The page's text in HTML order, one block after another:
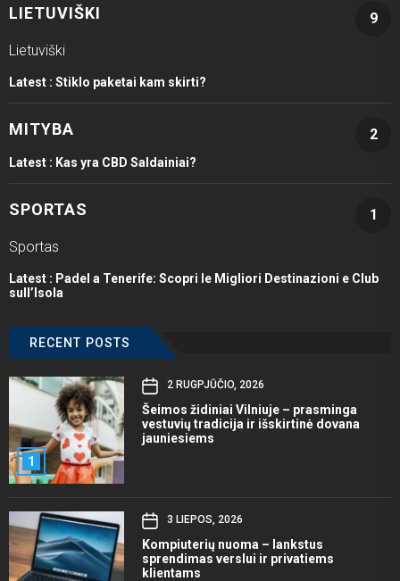
LIETUVIŠKI
9
Lietuviški
Latest : Stiklo paketai kam skirti?
MITYBA 2
Latest : Kas yra CBD Saldainiai?
SPORTAS
1
Sportas
Latest : Padel a Tenerife: Scopri le Migliori Destinazioni e Club
sull’Isola
RECENT POSTS
1
2 RUGPJŪČIO, 2026
Šeimos židiniai Vilniuje – prasminga
vestuvių tradicija ir išskirtinė dovana
jauniesiems
3 LIEPOS, 2026
Kompiuterių nuoma – lankstus
sprendimas verslui ir privatiems
klientams